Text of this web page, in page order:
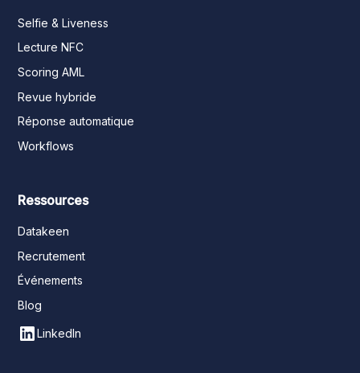
Selfie & Liveness
Lecture NFC
Scoring AML
Revue hybride
Réponse automatique
Workflows
Ressources
Datakeen
Recrutement
Événements
Blog
LinkedIn